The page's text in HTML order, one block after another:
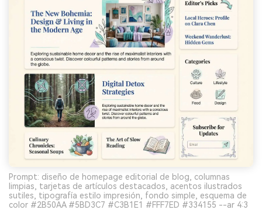
Prompt: diseño de homepage editorial de blog, columnas
limpias, tarjetas de artículos destacados, acentos ilustrados
sutiles, tipografía estilo impresión, fondo simple, esquema de
color #2B50AA #5BD3C7 #C3B1E1 #FFF7ED #334155 --ar 4:3